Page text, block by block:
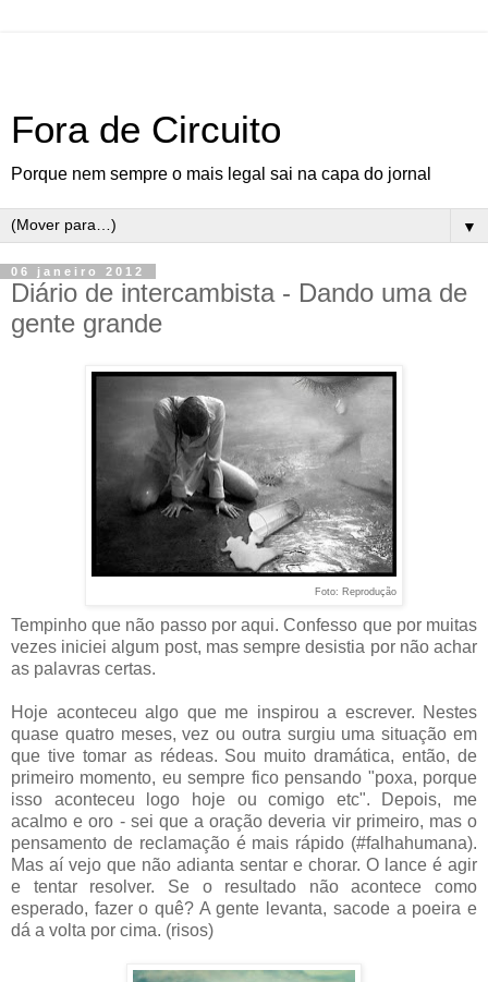
Fora de Circuito
Porque nem sempre o mais legal sai na capa do jornal
▼
06 janeiro 2012
Diário de intercambista - Dando uma de
gente grande
Foto: Reprodução
Tempinho que não passo por aqui. Confesso que por muitas
vezes iniciei algum post, mas sempre desistia por não achar
as palavras certas.
Hoje aconteceu algo que me inspirou a escrever. Nestes
quase quatro meses, vez ou outra surgiu uma situação em
que tive tomar as rédeas. Sou muito dramática, então, de
primeiro momento, eu sempre fico pensando "poxa, porque
isso aconteceu logo hoje ou comigo etc". Depois, me
acalmo e oro - sei que a oração deveria vir primeiro, mas o
pensamento de reclamação é mais rápido (#falhahumana).
Mas aí vejo que não adianta sentar e chorar. O lance é agir
e tentar resolver. Se o resultado não acontece como
esperado, fazer o quê? A gente levanta, sacode a poeira e
dá a volta por cima. (risos)